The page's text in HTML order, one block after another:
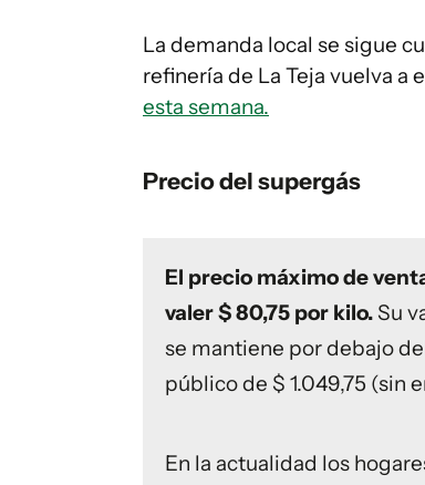
La demanda local se sigue
refinería de La Teja vuelva a
esta semana.
Precio del supergás
El precio máximo de
valer $ 80,75 por kilo. Su
se mantiene por debajo
público de $ 1.049,75 (sin
En la actualidad los